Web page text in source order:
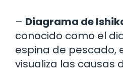
– Diagrama de
conocido como el
espina de pescado,
visualiza las causas